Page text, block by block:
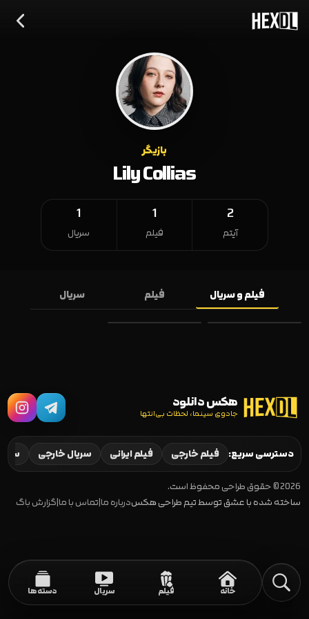
بازیگر
Lily Collias
2
آیتم
1
فیلم
1
سریال
فیلم و سریال فیلم سریال
Cape Fear 2026
Good One 2024
هکس دانلود
جادوی سینما، لحظات بی‌انتها
دسترسی سریع: فیلم خارجی فیلم ایرانی سریال خارجی
2026 © حقوق طراحی محفوظ است.
ساخته شده با عشق توسط تیم طراحی هکسدرباره ما|تماس با ما|گزارش باگ
خانه فیلم سریال دسته‌ها